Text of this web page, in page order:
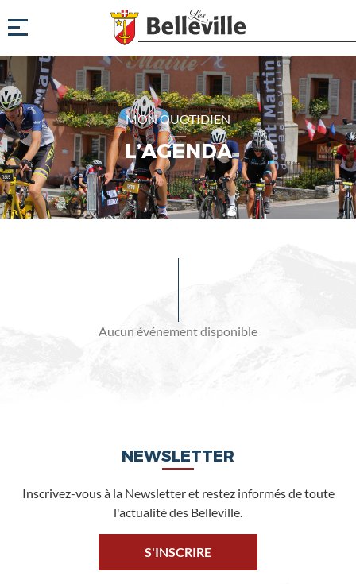
MON QUOTIDIEN
L’AGENDA
Aucun événement disponible
NEWSLETTER
Inscrivez-vous à la Newsletter et restez informés de toute
l'actualité des Belleville.
S'INSCRIRE